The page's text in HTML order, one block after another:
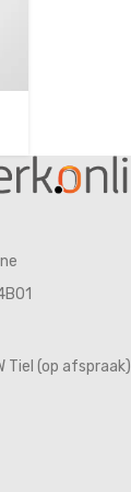
Tiel (op afspraak)